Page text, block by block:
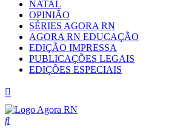
NATAL
OPINIÃO
SÉRIES AGORA RN
AGORA RN EDUCAÇÃO
EDIÇÃO IMPRESSA
PUBLICAÇÕES LEGAIS
EDIÇÕES ESPECIAIS